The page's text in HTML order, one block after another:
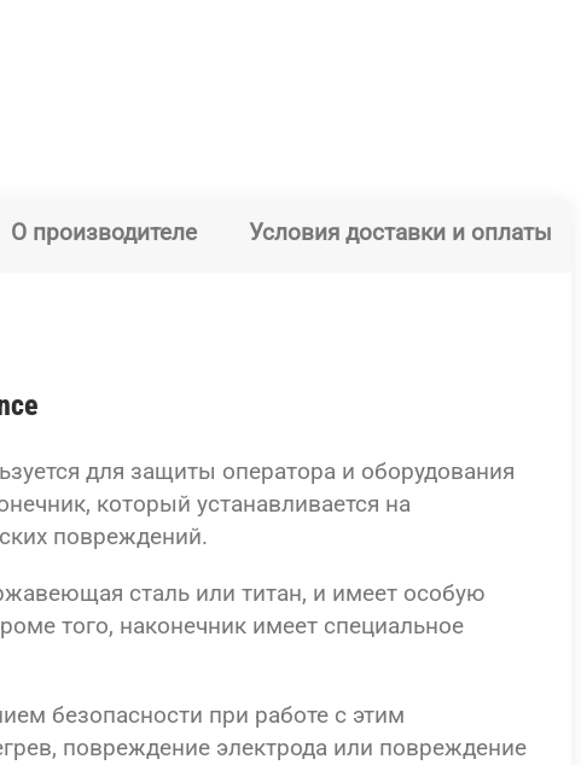
О производителе Условия доставки и оплаты
для защиты оператора и оборудования
который устанавливается на
повреждений.
сталь или титан, и имеет особую
того, наконечник имеет специальное
безопасности при работе с этим
повреждение электрода или повреждение